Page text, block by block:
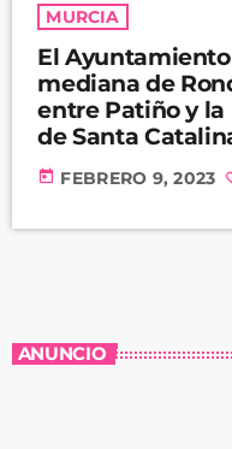
MURCIA
El
mediana de
entre Patiño y
de Santa
today FEBRERO 9, 2023
ANUNCIO